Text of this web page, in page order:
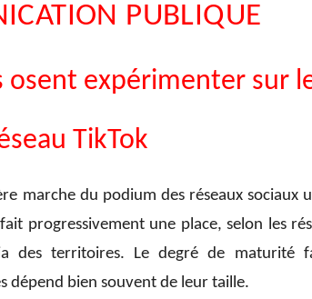
PUBLIQUE
osent expérimenter sur
TikTok
marche du podium des réseaux sociaux
progressivement une place, selon les
des territoires. Le degré de maturité
dépend bien souvent de leur taille.